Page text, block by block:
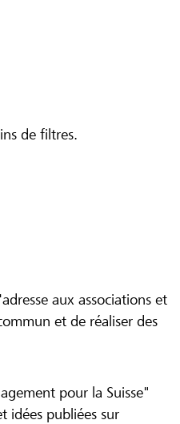
de filtres.
aux associations et
et de réaliser des
pour la Suisse"
idées publiées sur